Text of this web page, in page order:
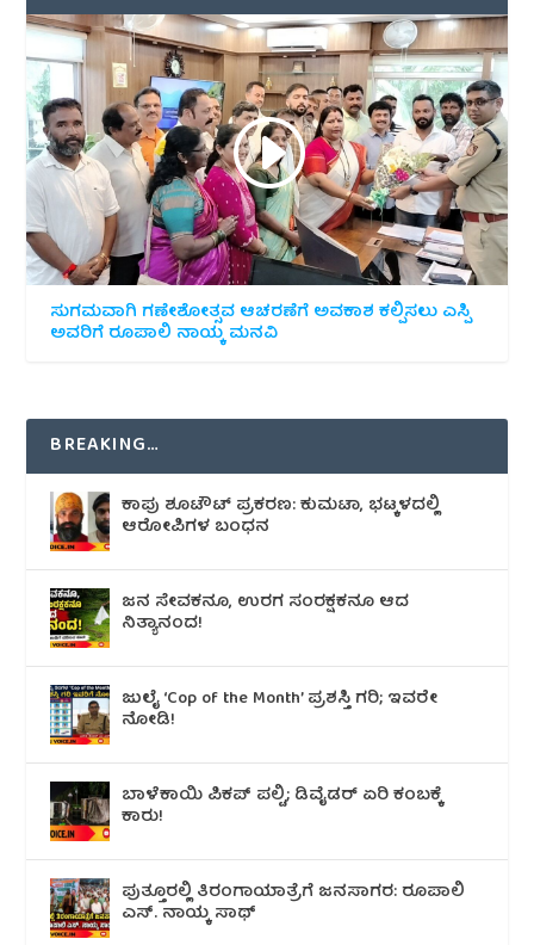
ಸುಗಮವಾಗಿ ಗಣೇಶೋತ್ಸವ ಆಚರಣೆಗೆ ಅವಕಾಶ ಕಲ್ಪಿಸಲು ಎಸ್ಪಿ
ಅವರಿಗೆ ರೂಪಾಲಿ ನಾಯ್ಕ ಮನವಿ
BREAKING…
ಕಾಪು ಶೂಟೌಟ್‌ ಪ್ರಕರಣ: ಕುಮಟಾ, ಭಟ್ಕಳದಲ್ಲಿ
ಆರೋಪಿಗಳ ಬಂಧನ
ಜನ ಸೇವಕನೂ, ಉರಗ ಸಂರಕ್ಷಕನೂ ಆದ
ನಿತ್ಯಾನಂದ!
ಜುಲೈ ‘Cop of the Month’ ಪ್ರಶಸ್ತಿ ಗರಿ; ಇವರೇ
ನೋಡಿ!
ಬಾಳೆಕಾಯಿ ಪಿಕಪ್ ಪಲ್ಟಿ; ಡಿವೈಡರ್ ಏರಿ ಕಂಬಕ್ಕೆ
ಕಾರು!
ಪುತ್ತೂರಲ್ಲಿ ತಿರಂಗಾಯಾತ್ರೆಗೆ ಜನಸಾಗರ: ರೂಪಾಲಿ
ಎಸ್. ನಾಯ್ಕ ಸಾಥ್